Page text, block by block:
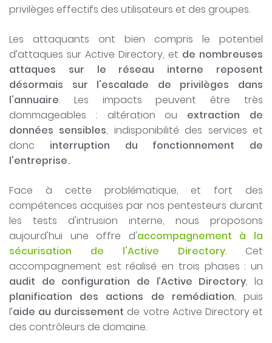
privilèges effectifs des utilisateurs et des groupes.
Les attaquants ont bien compris le potentiel
d’attaques sur Active Directory, et de nombreuses
attaques sur le réseau interne reposent
désormais sur l'escalade de privilèges dans
l'annuaire. Les impacts peuvent être très
dommageables : altération ou extraction de
données sensibles, indisponibilité des services et
donc interruption du fonctionnement de
l'entreprise...
Face à cette problématique, et fort des
compétences acquises par nos pentesteurs durant
les tests d'intrusion interne, nous proposons
aujourd'hui une offre d'accompagnement à la
sécurisation de l'Active Directory. Cet
accompagnement est réalisé en trois phases : un
audit de configuration de l’Active Directory, la
planification des actions de remédiation, puis
l’aide au durcissement de votre Active Directory et
des contrôleurs de domaine.